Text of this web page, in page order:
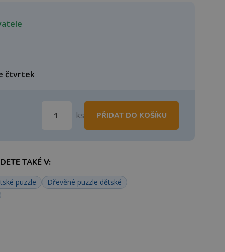
čtvrtek
ks PŘIDAT DO KOŠÍKU
TAKÉ V:
puzzle
Dřevěné puzzle dětské